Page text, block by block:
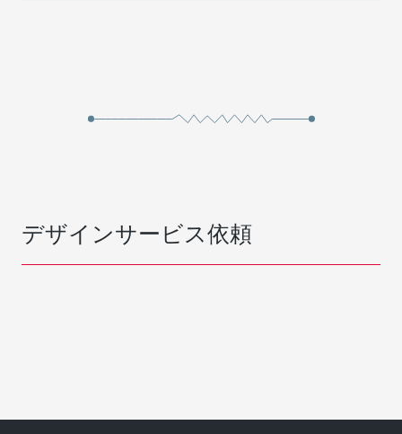
デザインサービス依頼